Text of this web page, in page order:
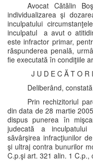
Avocat Cătălin
individualizarea şi
inculpatului
inculpatul a avut o
este infractor primar,
răspunderea penală,
fie executată în condiţiile
J U D E C Ă T O R
Deliberând,
Prin rechizitoriul
din data de 28 martie
dispus punerea în
judecată a inculpatului
săvârşirea infracţiunilor
şi ultraj contra bunurilor
C.p.şi art. 321 alin. 1 C.p.,